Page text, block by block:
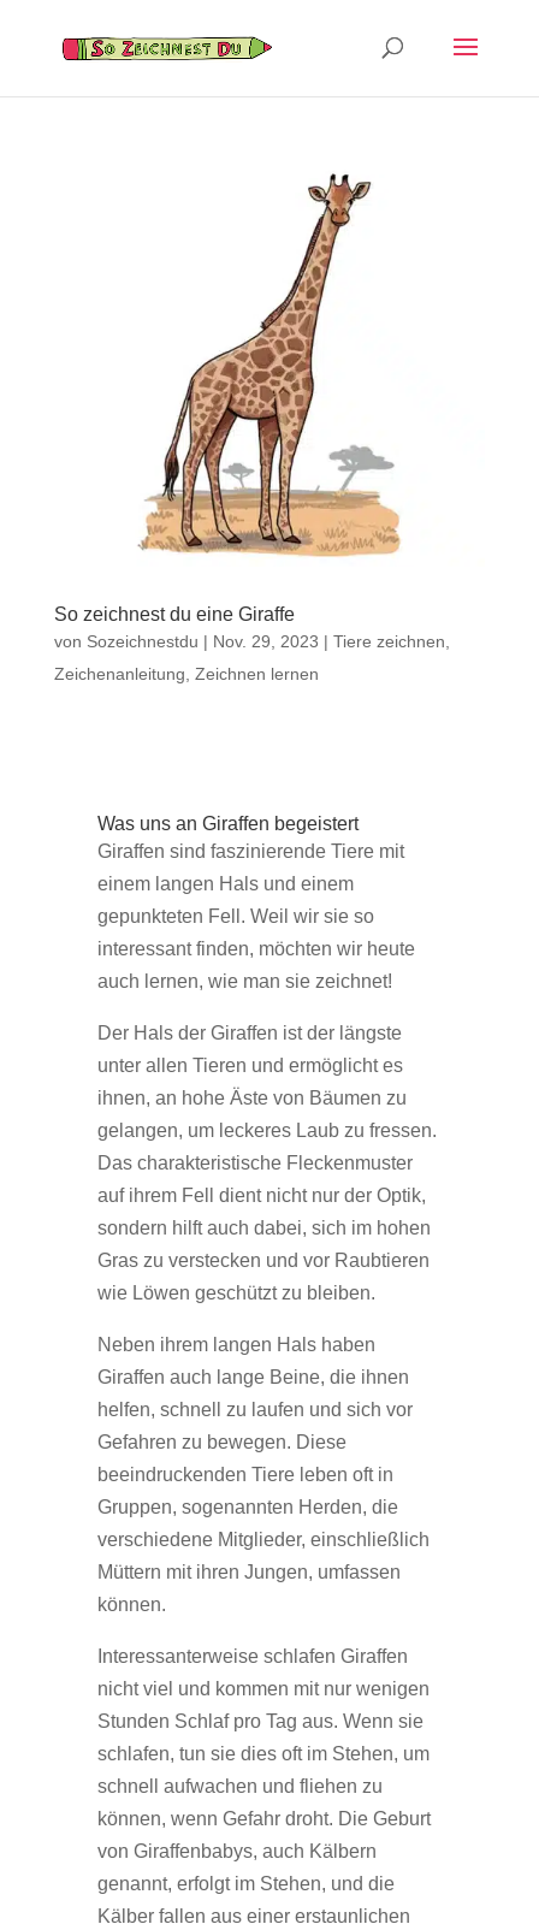
So zeichnest du eine Giraffe
von Sozeichnestdu | Nov. 29, 2023 | Tiere zeichnen,
Zeichenanleitung, Zeichnen lernen
Was uns an Giraffen begeistert
Giraffen sind faszinierende Tiere mit
einem langen Hals und einem
gepunkteten Fell. Weil wir sie so
interessant finden, möchten wir heute
auch lernen, wie man sie zeichnet!
Der Hals der Giraffen ist der längste
unter allen Tieren und ermöglicht es
ihnen, an hohe Äste von Bäumen zu
gelangen, um leckeres Laub zu fressen.
Das charakteristische Fleckenmuster
auf ihrem Fell dient nicht nur der Optik,
sondern hilft auch dabei, sich im hohen
Gras zu verstecken und vor Raubtieren
wie Löwen geschützt zu bleiben.
Neben ihrem langen Hals haben
Giraffen auch lange Beine, die ihnen
helfen, schnell zu laufen und sich vor
Gefahren zu bewegen. Diese
beeindruckenden Tiere leben oft in
Gruppen, sogenannten Herden, die
verschiedene Mitglieder, einschließlich
Müttern mit ihren Jungen, umfassen
können.
Interessanterweise schlafen Giraffen
nicht viel und kommen mit nur wenigen
Stunden Schlaf pro Tag aus. Wenn sie
schlafen, tun sie dies oft im Stehen, um
schnell aufwachen und fliehen zu
können, wenn Gefahr droht. Die Geburt
von Giraffenbabys, auch Kälbern
genannt, erfolgt im Stehen, und die
Kälber fallen aus einer erstaunlichen